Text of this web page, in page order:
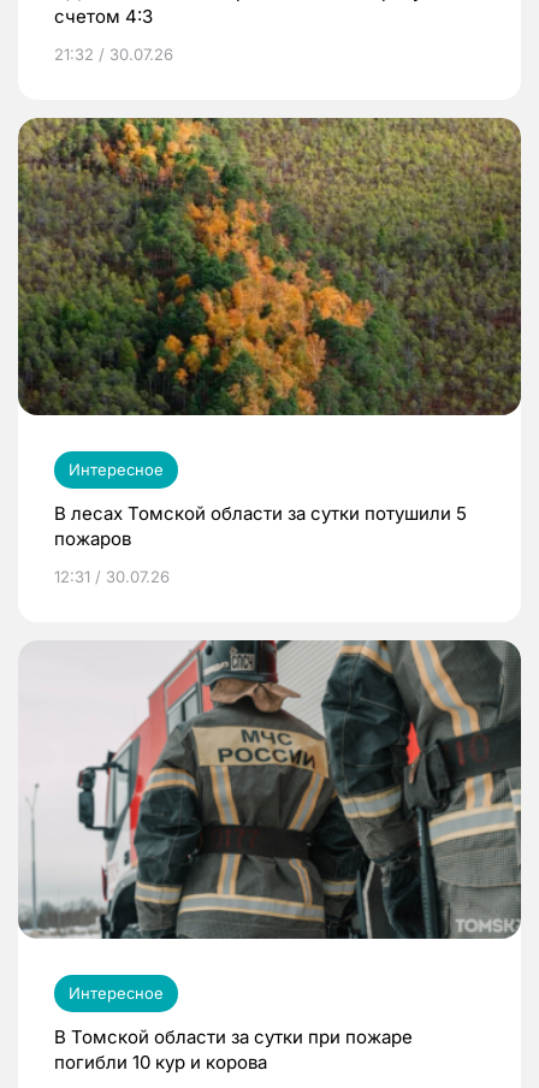
счетом 4:3
21:32 / 30.07.26
Интересное
В лесах Томской области за сутки потушили 5
пожаров
12:31 / 30.07.26
Интересное
В Томской области за сутки при пожаре
погибли 10 кур и корова